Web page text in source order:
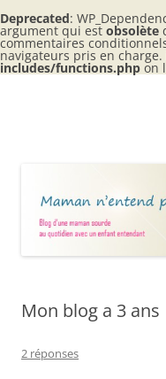
Deprecated:
argument qui est obsolète
commentaires
navigateurs pris en charge.
includes/functions.php on
Aller
Mon blog a 3 ans
2 réponses